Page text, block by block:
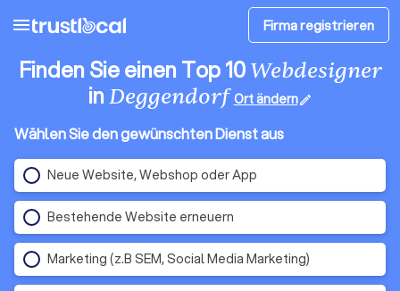
menu Firma registrieren
Finden Sie einen Top 10Webdesigner
inDeggendorf Ort ändernedit
Wählen Sie den gewünschten Dienst aus
Neue Website, Webshop oder App
Bestehende Website erneuern
Marketing (z.B SEM, Social Media Marketing)